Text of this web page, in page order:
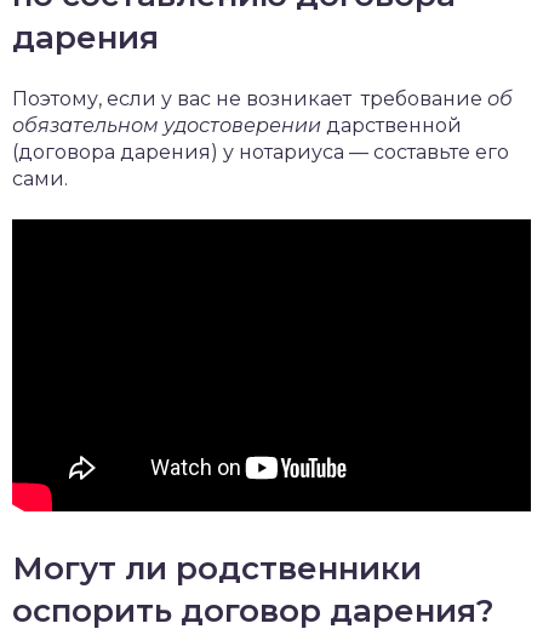
дарения
Поэтому, если у вас не возникает требование об
обязательном удостоверении дарственной
(договора дарения) у нотариуса — составьте его
сами.
Могут ли родственники
оспорить договор дарения?